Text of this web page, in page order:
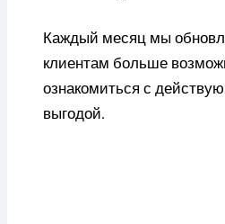
Каждый месяц мы
клиентам больше
ознакомиться с
выгодой.